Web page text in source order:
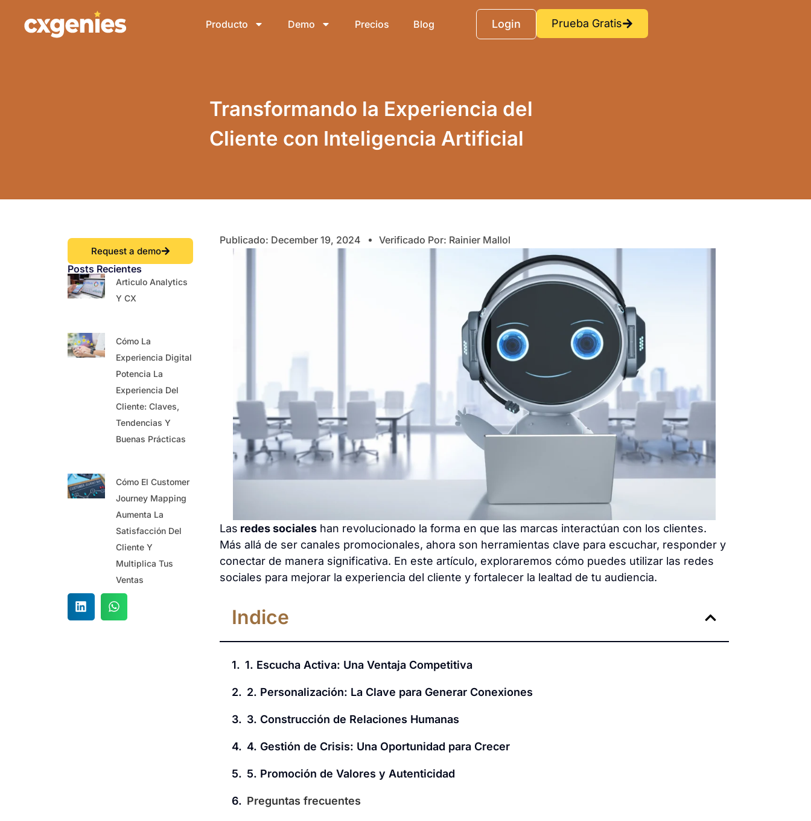
Producto Demo Precios Blog Login Prueba Gratis
Transformando la Experiencia del
Cliente con Inteligencia Artificial
Request a demo
Posts Recientes
Articulo Analytics
Y CX
Cómo La
Experiencia Digital
Potencia La
Experiencia Del
Cliente: Claves,
Tendencias Y
Buenas Prácticas
Cómo El Customer
Journey Mapping
Aumenta La
Satisfacción Del
Cliente Y
Multiplica Tus
Ventas
Publicado: December 19, 2024 Verificado Por: Rainier Mallol
Las redes sociales han revolucionado la forma en que las marcas interactúan con los clientes.
Más allá de ser canales promocionales, ahora son herramientas clave para escuchar, responder y
conectar de manera significativa. En este artículo, exploraremos cómo puedes utilizar las redes
sociales para mejorar la experiencia del cliente y fortalecer la lealtad de tu audiencia.
Indice
1. Escucha Activa: Una Ventaja Competitiva
2. Personalización: La Clave para Generar Conexiones
3. Construcción de Relaciones Humanas
4. Gestión de Crisis: Una Oportunidad para Crecer
5. Promoción de Valores y Autenticidad
Preguntas frecuentes